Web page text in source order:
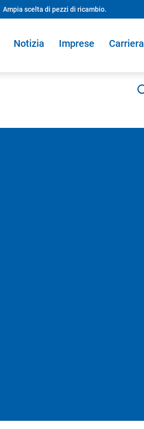
Ampia scelta di pezzi di ricambio.
Notizia Imprese Carriera